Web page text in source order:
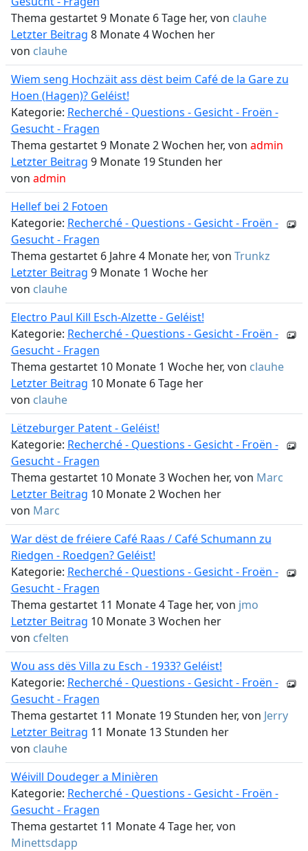
Thema gestartet 9 Monate 6 Tage her, von clauhe
Letzter Beitrag 8 Monate 4 Wochen her
von clauhe
Wiem seng Hochzäit ass dëst beim Café de la Gare zu
Hoen (Hagen)? Geléist!
Kategorie: Recherché - Questions - Gesicht - Froën -
Gesucht - Fragen
Thema gestartet 9 Monate 2 Wochen her, von admin
Letzter Beitrag 9 Monate 19 Stunden her
von admin
Hellef bei 2 Fotoen
Kategorie: Recherché - Questions - Gesicht - Froën -
Gesucht - Fragen
Thema gestartet 6 Jahre 4 Monate her, von Trunkz
Letzter Beitrag 9 Monate 1 Woche her
von clauhe
Electro Paul Kill Esch-Alzette - Geléist!
Kategorie: Recherché - Questions - Gesicht - Froën -
Gesucht - Fragen
Thema gestartet 10 Monate 1 Woche her, von clauhe
Letzter Beitrag 10 Monate 6 Tage her
von clauhe
Lëtzeburger Patent - Geléist!
Kategorie: Recherché - Questions - Gesicht - Froën -
Gesucht - Fragen
Thema gestartet 10 Monate 3 Wochen her, von Marc
Letzter Beitrag 10 Monate 2 Wochen her
von Marc
War dëst de fréiere Café Raas / Café Schumann zu
Riedgen - Roedgen? Geléist!
Kategorie: Recherché - Questions - Gesicht - Froën -
Gesucht - Fragen
Thema gestartet 11 Monate 4 Tage her, von jmo
Letzter Beitrag 10 Monate 3 Wochen her
von cfelten
Wou ass dës Villa zu Esch - 1933? Geléist!
Kategorie: Recherché - Questions - Gesicht - Froën -
Gesucht - Fragen
Thema gestartet 11 Monate 19 Stunden her, von Jerry
Letzter Beitrag 11 Monate 13 Stunden her
von clauhe
Wéivill Doudeger a Minièren
Kategorie: Recherché - Questions - Gesicht - Froën -
Gesucht - Fragen
Thema gestartet 11 Monate 4 Tage her, von
Minettsdapp